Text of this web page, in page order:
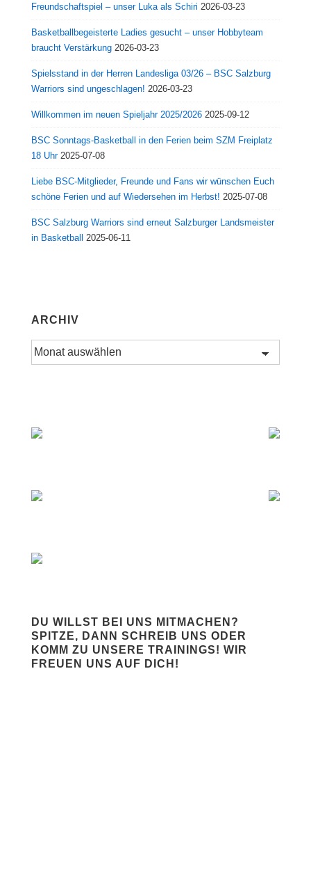
Freundschaftspiel – unser Luka als Schiri 2026-03-23
Basketballbegeisterte Ladies gesucht – unser Hobbyteam
braucht Verstärkung 2026-03-23
Spielsstand in der Herren Landesliga 03/26 – BSC Salzburg
Warriors sind ungeschlagen! 2026-03-23
Willkommen im neuen Spieljahr 2025/2026 2025-09-12
BSC Sonntags-Basketball in den Ferien beim SZM Freiplatz
18 Uhr 2025-07-08
Liebe BSC-Mitglieder, Freunde und Fans wir wünschen Euch
schöne Ferien und auf Wiedersehen im Herbst! 2025-07-08
BSC Salzburg Warriors sind erneut Salzburger Landsmeister
in Basketball
2025-06-11
ARCHIV
Archiv
DU WILLST BEI UNS MITMACHEN?
SPITZE, DANN SCHREIB UNS ODER
KOMM ZU UNSERE TRAININGS! WIR
FREUEN UNS AUF DICH!